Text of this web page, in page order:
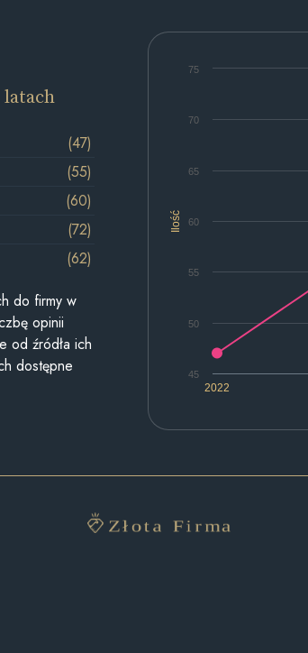
Ilość
2022
45
50
55
60
65
70
75
latach
(47)
(55)
(60)
(72)
(62)
do firmy w
opinii
od źródła ich
dostępne